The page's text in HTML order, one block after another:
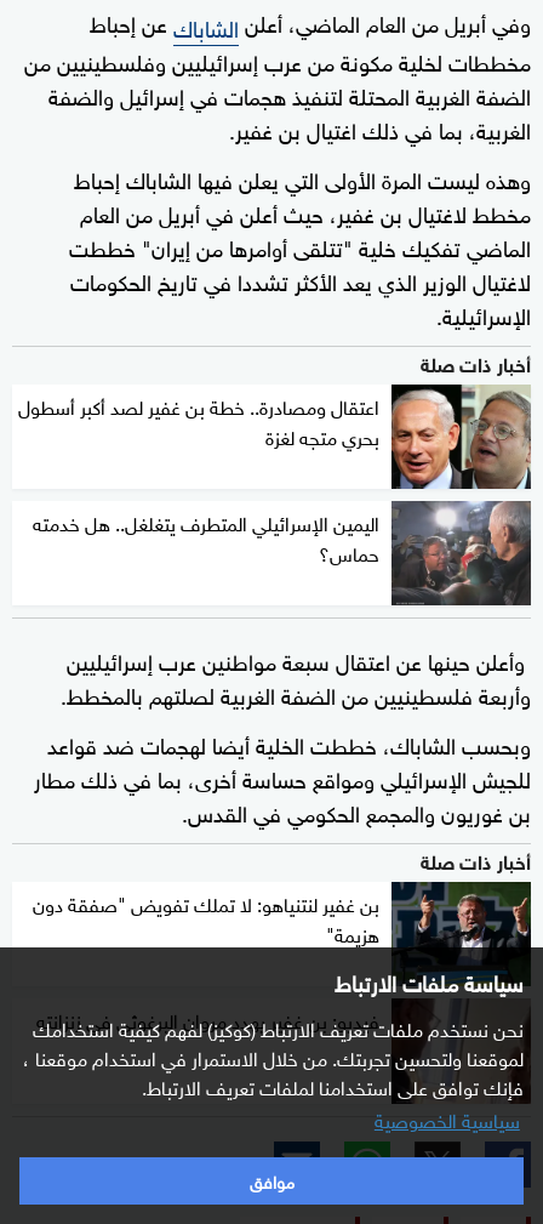
سياسة ملفات الارتباط
نحن نستخدم ملفات تعريف الارتباط (كوكيز) لفهم كيفية استخدامك
لموقعنا ولتحسين تجربتك. من خلال الاستمرار في استخدام موقعنا ،
فإنك توافق على استخدامنا لملفات تعريف الارتباط.
سياسية الخصوصية
موافق
وفي أبريل من العام الماضي، أعلنالشاباكعن إحباط
مخططات لخلية مكونة من عرب إسرائيليين وفلسطينيين من
الضفة الغربية المحتلة لتنفيذ هجمات في إسرائيل والضفة
الغربية، بما في ذلك اغتيال بن غفير.
وهذه ليست المرة الأولى التي يعلن فيها الشاباك إحباط
مخطط لاغتيال بن غفير، حيث أعلن في أبريل من العام
الماضي تفكيك خلية "تتلقى أوامرها من إيران" خططت
لاغتيال الوزير الذي يعد الأكثر تشددا في تاريخ الحكومات
الإسرائيلية.
أخبار ذات صلة
اعتقال ومصادرة.. خطة بن غفير لصد أكبر أسطول
بحري متجه لغزة
اليمين الإسرائيلي المتطرف يتغلغل.. هل خدمته
حماس؟
وأعلن حينها عن اعتقال سبعة مواطنين عرب إسرائيليين
وأربعة فلسطينيين من الضفة الغربية لصلتهم بالمخطط.
وبحسب الشاباك، خططت الخلية أيضا لهجمات ضد قواعد
للجيش الإسرائيلي ومواقع حساسة أخرى، بما في ذلك مطار
بن غوريون والمجمع الحكومي في القدس.
أخبار ذات صلة
بن غفير لنتنياهو: لا تملك تفويض "صفقة دون
هزيمة"
فيديو: بن غفير يهدد مروان البرغوثي في زنزانته